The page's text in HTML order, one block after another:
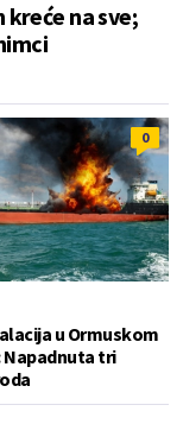
na sve;
0
u Ormuskom
Napadnuta tri